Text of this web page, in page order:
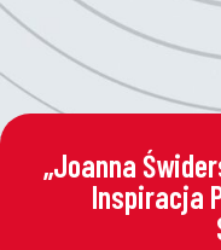
„Joanna
Inspiracja